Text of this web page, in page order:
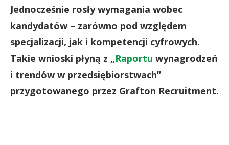
Jednocześnie rosły wymagania wobec
kandydatów – zarówno pod względem
specjalizacji, jak i kompetencji cyfrowych.
Takie wnioski płyną z „Raportu wynagrodzeń
i trendów w przedsiębiorstwach”
przygotowanego przez Grafton Recruitment.